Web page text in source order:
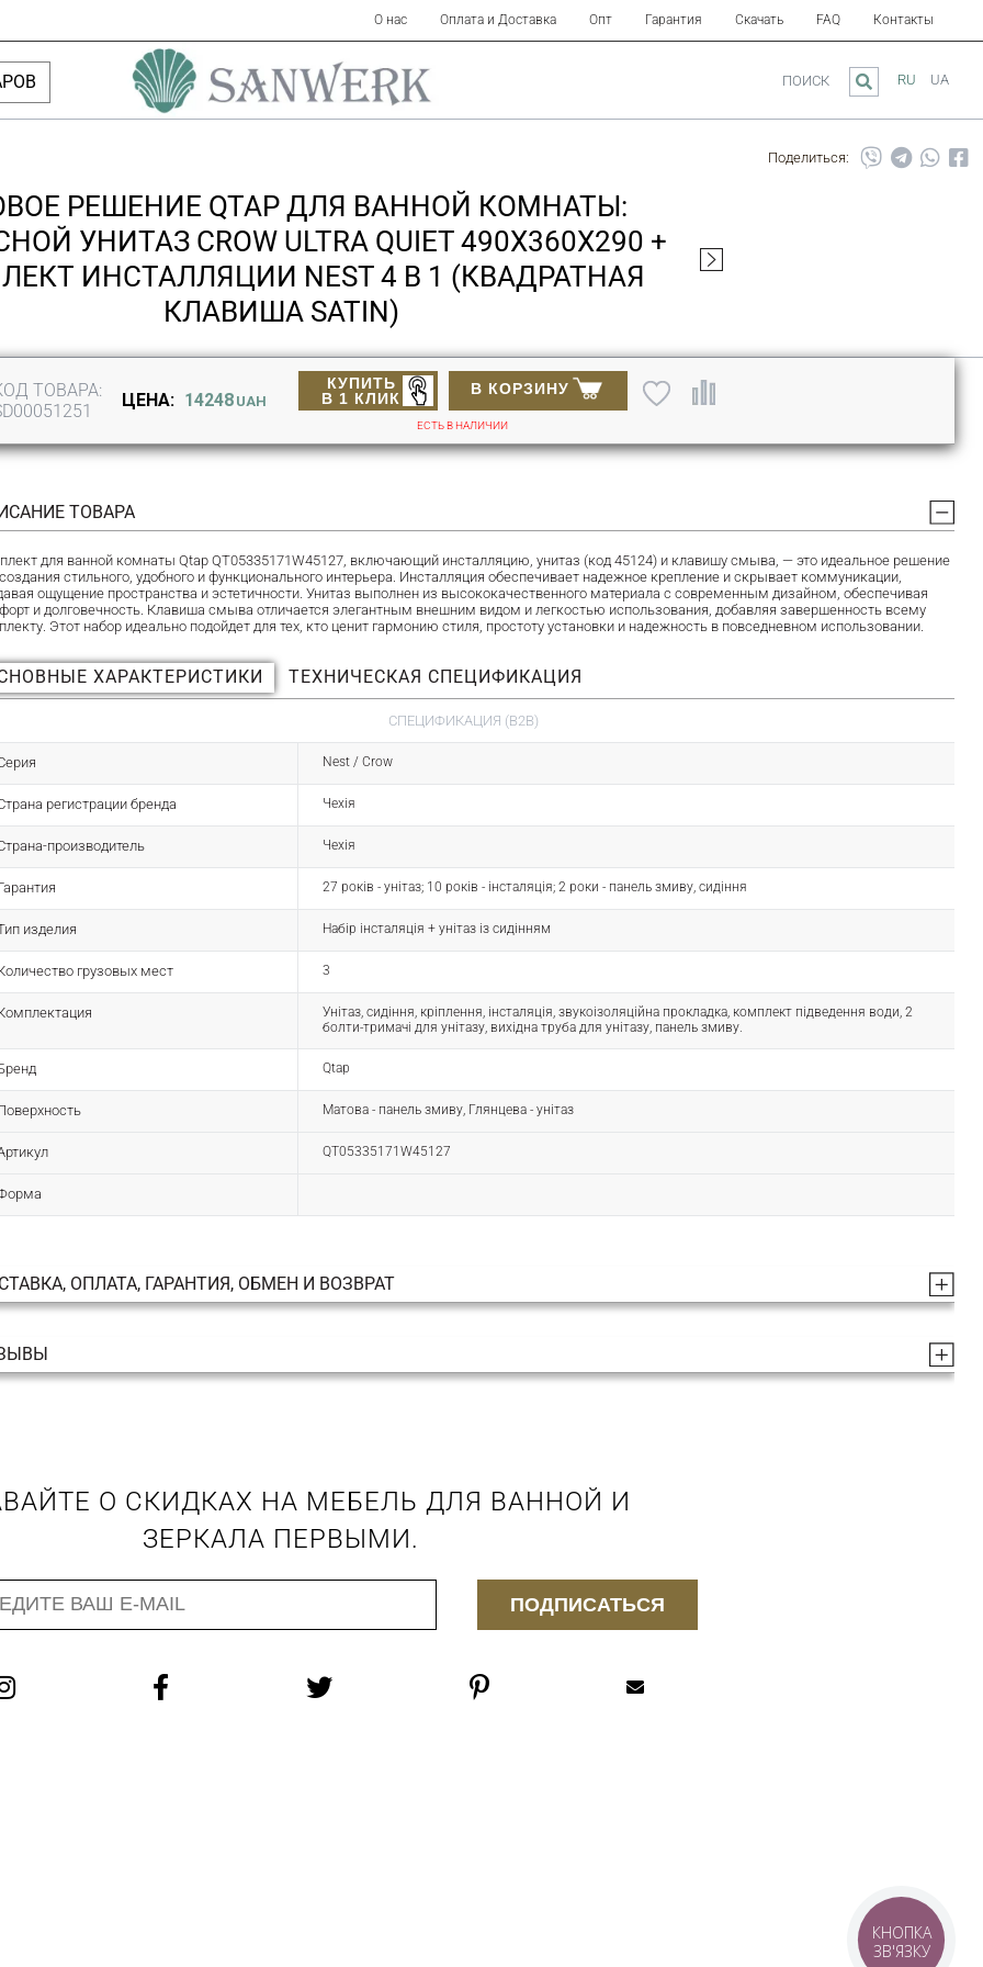
О нас Оплата и Доставка Опт Гарантия Скачать FAQ Контакты
RU UA
ПОИСК
Поделиться:
РЕШЕНИЕ QTAP ДЛЯ ВАННОЙ КОМНАТЫ:
УНИТАЗ CROW ULTRA QUIET 490X360X290 +
ИНСТАЛЛЯЦИИ NEST 4 В 1 (КВАДРАТНАЯ
КЛАВИША SATIN)
ТОВАРА:
ЦЕНА: 14248 UAH
В КОРЗИНУ
КУПИТЬ
В 1 КЛИК
ЕСТЬ В НАЛИЧИИ
ТОВАРА
для ванной комнаты Qtap QT05335171W45127, включающий инсталляцию, унитаз (код 45124) и клавишу смыва, — это идеальное решение
стильного, удобного и функционального интерьера. Инсталляция обеспечивает надежное крепление и скрывает коммуникации,
ощущение пространства и эстетичности. Унитаз выполнен из высококачественного материала с современным дизайном, обеспечивая
и долговечность. Клавиша смыва отличается элегантным внешним видом и легкостью использования, добавляя завершенность всему
Этот набор идеально подойдет для тех, кто ценит гармонию стиля, простоту установки и надежность в повседневном использовании.
ХАРАКТЕРИСТИКИ ТЕХНИЧЕСКАЯ СПЕЦИФИКАЦИЯ
СПЕЦИФИКАЦИЯ (B2B)
Nest / Crow
регистрации бренда Чехія
производитель Чехія
27 років - унітаз; 10 років - інсталяція; 2 роки - панель змиву, сидіння
изделия Набір інсталяція + унітаз із сидінням
грузовых мест 3
Унітаз, сидіння, кріплення, інсталяція, звукоізоляційна прокладка, комплект підведення води, 2
болти-тримачі для унітазу, вихідна труба для унітазу, панель змиву.
Qtap
Матова - панель змиву, Глянцева - унітаз
QT05335171W45127
ОПЛАТА, ГАРАНТИЯ, ОБМЕН И ВОЗВРАТ
О СКИДКАХ НА МЕБЕЛЬ ДЛЯ ВАННОЙ И
ЗЕРКАЛА ПЕРВЫМИ.
ПОДПИСАТЬСЯ
КНОПКА
ЗВ'ЯЗКУ